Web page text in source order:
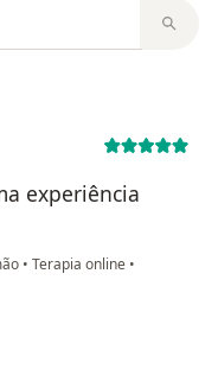
experiência
• Terapia online •